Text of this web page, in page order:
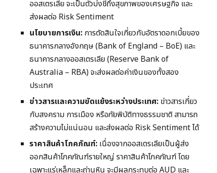
ออสเตรเลีย จะเป็นตัวบ่งชี้ถึงสุขภาพของเศรษฐกิจ และ
ส่งผลต่อ Risk Sentiment
นโยบายการเงิน: การตัดสินใจเกี่ยวกับอัตราดอกเบี้ยของ
ธนาคารกลางอังกฤษ (Bank of England – BoE) และ
ธนาคารกลางออสเตรเลีย (Reserve Bank of
Australia – RBA) จะส่งผลต่อค่าเงินของทั้งสอง
ประเทศ
ข่าวสารและความขัดแย้งระหว่างประเทศ: ข่าวสารเกี่ยว
กับสงคราม การเมือง หรือภัยพิบัติทางธรรมชาติ สามารถ
สร้างความไม่แน่นอน และส่งผลต่อ Risk Sentiment ได้
ราคาสินค้าโภคภัณฑ์: เนื่องจากออสเตรเลียเป็นผู้ส่ง
ออกสินค้าโภคภัณฑ์รายใหญ่ ราคาสินค้าโภคภัณฑ์ โดย
เฉพาะแร่เหล็กและถ่านหิน จะมีผลกระทบต่อ AUD และ